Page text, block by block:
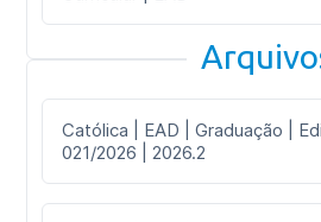
Católica | EAD | Graduação |
021/2026 | 2026.2